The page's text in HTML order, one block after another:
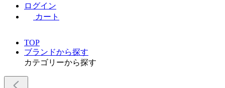
ログイン
カート
TOP
ブランドから探す
カテゴリーから探す